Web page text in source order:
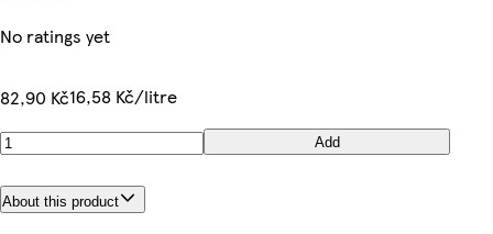
No ratings yet
82,90 Kč16,58 Kč/litre
Add
About this product